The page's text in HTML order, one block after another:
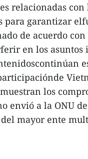
relacionadas
para garantizar
de acuerdo
en los asuntos
los
envió a la ONU
mayor ente